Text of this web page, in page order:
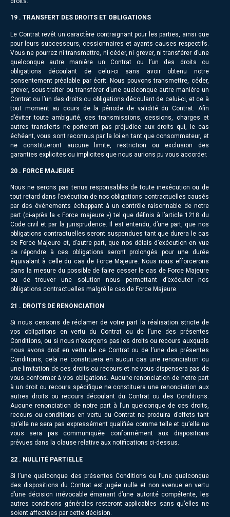
19 . TRANSFERT DES DROITS ET OBLIGATIONS
Le Contrat revêt un caractère contraignant pour les parties, ainsi que
pour leurs successeurs, cessionnaires et ayants causes respectifs.
Vous ne pourrez ni transmettre, ni céder, ni grever, ni transférer d’une
quelconque autre manière un Contrat ou l’un des droits ou
obligations découlant de celui-ci sans avoir obtenu notre
consentement préalable par écrit. Nous pouvons transmettre, céder,
grever, sous-traiter ou transférer d’une quelconque autre manière un
Contrat ou l’un des droits ou obligations découlant de celui-ci, et ce à
tout moment au cours de la période de validité du Contrat. Afin
d’éviter toute ambiguïté, ces transmissions, cessions, charges et
autres transferts ne porteront pas préjudice aux droits qui, le cas
échéant, vous sont reconnus par la loi en tant que consommateur, et
ne constitueront aucune limite, restriction ou exclusion des
garanties explicites ou implicites que nous aurions pu vous accorder.
20 . FORCE MAJEURE
Nous ne serons pas tenus responsables de toute inexécution ou de
tout retard dans l’exécution de nos obligations contractuelles causés
par des événements échappant à un contrôle raisonnable de notre
part (ci-après la « Force majeure ») tel que définis à l’article 1218 du
Code civil et par la jurisprudence. Il est entendu, d’une part, que nos
obligations contractuelles seront suspendues tant que durera le cas
de Force Majeure et, d’autre part, que nos délais d’exécution en vue
de répondre à ces obligations seront prolongés pour une durée
équivalant à celle du cas de Force Majeure. Nous nous efforcerons
dans la mesure du possible de faire cesser le cas de Force Majeure
ou de trouver une solution nous permettant d’exécuter nos
obligations contractuelles malgré le cas de Force Majeure.
21 . DROITS DE RENONCIATION
Si nous cessons de réclamer de votre part la réalisation stricte de
vos obligations en vertu du Contrat ou de l’une des présentes
Conditions, ou si nous n’exerçons pas les droits ou recours auxquels
nous avons droit en vertu de ce Contrat ou de l’une des présentes
Conditions, cela ne constituera en aucun cas une renonciation ou
une limitation de ces droits ou recours et ne vous dispensera pas de
vous conformer à vos obligations. Aucune renonciation de notre part
à un droit ou recours spécifique ne constituera une renonciation aux
autres droits ou recours découlant du Contrat ou des Conditions.
Aucune renonciation de notre part à l’un quelconque de ces droits,
recours ou conditions en vertu du Contrat ne produira d’effets tant
qu’elle ne sera pas expressément qualifiée comme telle et qu’elle ne
vous sera pas communiquée conformément aux dispositions
prévues dans la clause relative aux notifications ci-dessus.
22 . NULLITÉ PARTIELLE
Si l’une quelconque des présentes Conditions ou l’une quelconque
des dispositions du Contrat est jugée nulle et non avenue en vertu
d’une décision irrévocable émanant d’une autorité compétente, les
autres conditions générales resteront applicables sans qu’elles ne
soient affectées par cette décision.